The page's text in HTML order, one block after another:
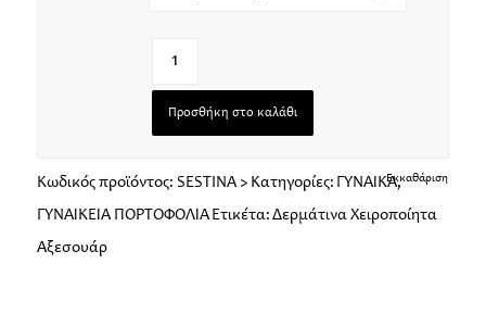
Εκκαθάριση
Προσθήκη στο καλάθι
Κωδικός προϊόντος: SESTINA > Κατηγορίες: ΓΥΝΑΙΚΑ,
ΓΥΝΑΙΚΕΙΑ ΠΟΡΤΟΦΟΛΙΑ Ετικέτα: Δερμάτινα Χειροποίητα
Αξεσουάρ